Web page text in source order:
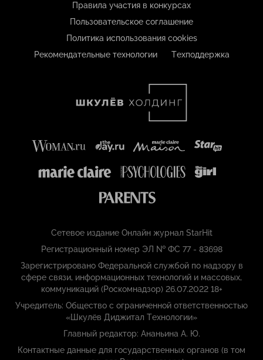
Правила участия в конкурсах
Пользовательское соглашение
Политика использования cookies
Рекомендательные технологии
Техподдержка
Сетевое издание Онлайн журнал StarHit
Регистрационный номер ЭЛ № ФС 77 - 83698
Зарегистрировано Федеральной службой по надзору в
сфере связи, информационных технологий и массовых,
коммуникаций (Роскомнадзор) 26.07.2022 18+
Учредитель: Общество с ограниченной ответственностью
«Шкулёв Диджитал Технологии»
Главный редактор: Ананьина А. Ю.
Контактные данные для государственных органов (в том